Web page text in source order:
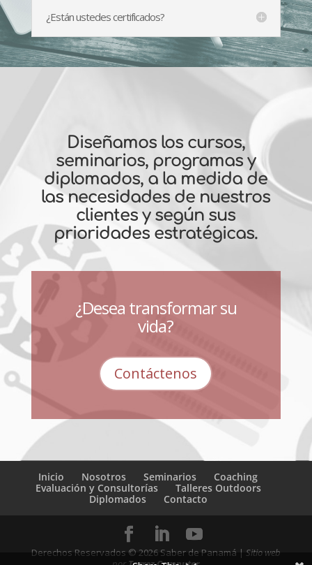
¿Están ustedes certificados?
Diseñamos los cursos,
seminarios, programas y
diplomados, a la medida de
las necesidades de nuestros
clientes y según sus
prioridades estratégicas.
¿Desea transformar su
vida?
Contáctenos
Inicio Nosotros Seminarios
Coaching
Evaluación y Consultorías
Talleres Outdoors
Diplomados
Contacto
Derechos Reservados © 2026Saber de Panamá | Sitio web